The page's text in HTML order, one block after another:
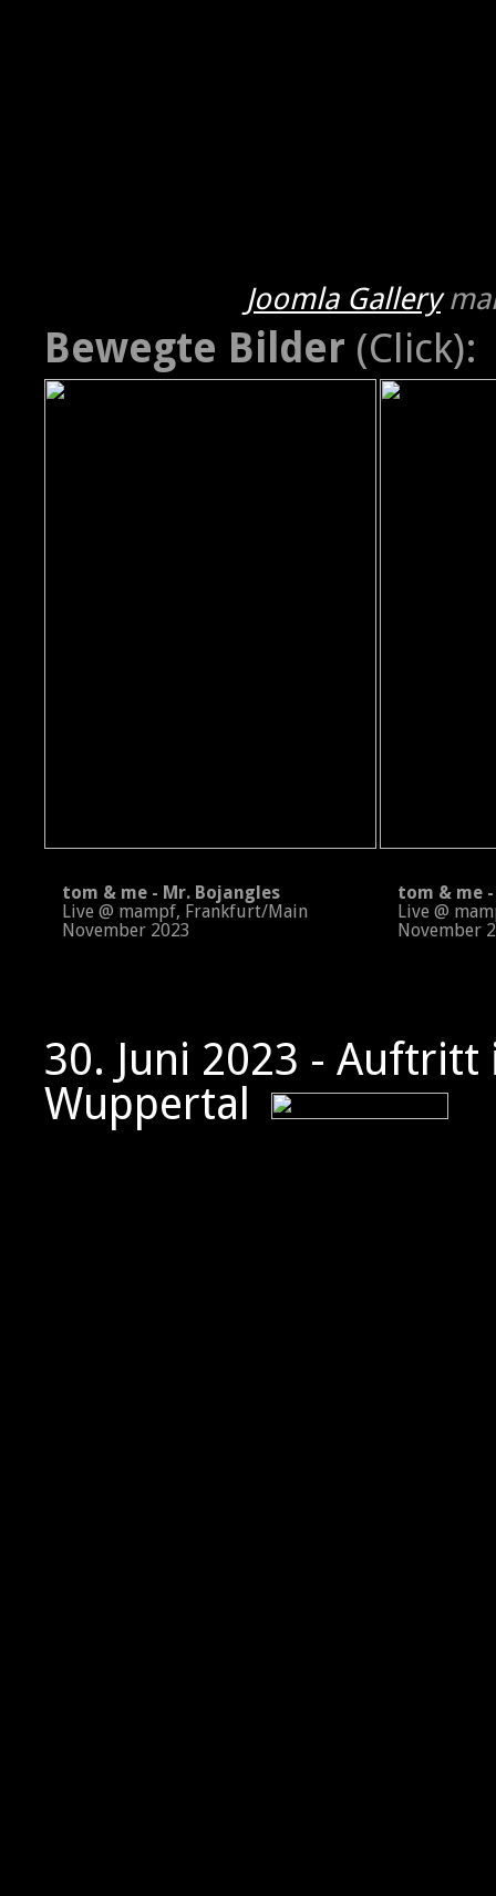
Joomla Gallery
Bewegte Bilder (Click):
tom & me - Mr. Bojangles
Live @ mampf, Frankfurt/Main
November 2023
tom & me -
Live @
November
30. Juni 2023 -
Wuppertal